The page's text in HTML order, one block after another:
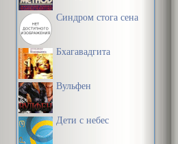
Синдром стога сена
Бхагавадгита
Вульфен
Дети с небес